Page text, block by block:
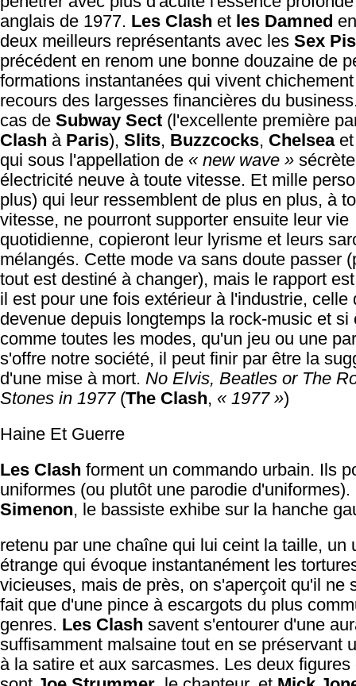
anglais de 1977. Les Clash et les Damned
deux meilleurs représentants avec les Sex
précédent en renom une bonne douzaine de
formations instantanées qui vivent
recours des largesses financières du
cas de Subway Sect (l'excellente première
Clash à Paris), Slits, Buzzcocks, Chelseaet
qui sous l'appellation de « new wave »
électricité neuve à toute vitesse. Et mille
plus) qui leur ressemblent de plus en plus, à
vitesse, ne pourront supporter ensuite leur vie
quotidienne, copieront leur lyrisme et leurs
mélangés. Cette mode va sans doute passer
tout est destiné à changer), mais le rapport
il est pour une fois extérieur à l'industrie, celle
devenue depuis longtemps la rock-music et si
comme toutes les modes, qu'un jeu ou une
s'offre notre société, il peut finir par être la
d'une mise à mort. No Elvis, Beatles or The
Stones in 1977(The Clash, « 1977 »)
Haine Et Guerre
Les Clash forment un commando urbain. Ils
uniformes (ou plutôt une parodie d'uniformes).
Simenon, le bassiste exhibe sur la hanche
retenu par une chaîne qui lui ceint la taille, un
étrange qui évoque instantanément les
vicieuses, mais de près, on s'aperçoit qu'il ne
fait que d'une pince à escargots du plus
genres. Les Clash savent s'entourer d'une
suffisamment malsaine tout en se préservant
à la satire et aux sarcasmes. Les deux figures